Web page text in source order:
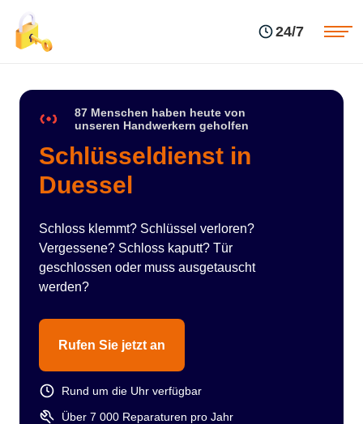
24/7
87 Menschen haben heute von
unseren Handwerkern geholfen
Schlüsseldienst in
Duessel
Schloss klemmt? Schlüssel verloren?
Vergessene? Schloss kaputt? Tür
geschlossen oder muss ausgetauscht
werden?
Rufen Sie jetzt an
Rund um die Uhr verfügbar
Über 7 000 Reparaturen pro Jahr